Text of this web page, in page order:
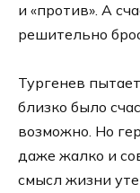
и «против». А
решительно
Тургенев
близко было
возможно. Но
даже жалко и
смысл жизни